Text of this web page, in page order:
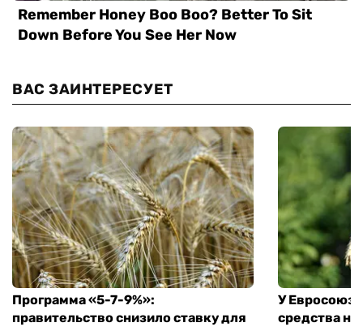
ВАС ЗАИНТЕРЕСУЕТ
Программа «5-7-9%»:
правительство снизило ставку для
У
средства